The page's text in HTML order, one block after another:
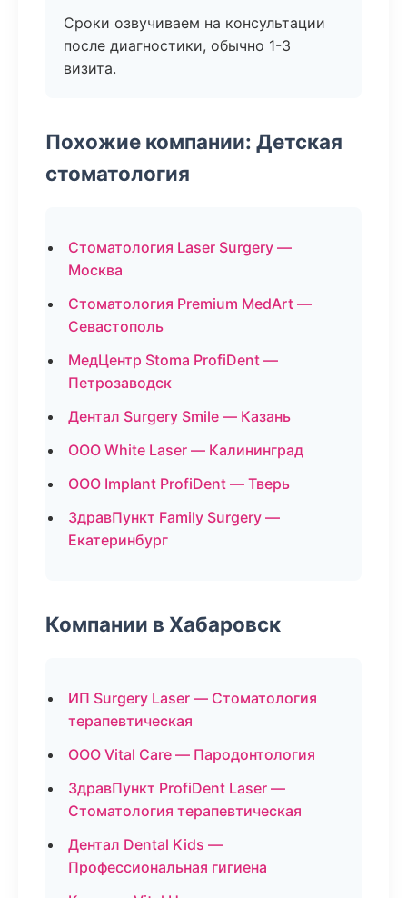
Сроки озвучиваем на консультации
после диагностики, обычно 1-3
визита.
Похожие компании: Детская
стоматология
Стоматология Laser Surgery —
Москва
Стоматология Premium MedArt —
Севастополь
МедЦентр Stoma ProfiDent —
Петрозаводск
Дентал Surgery Smile — Казань
ООО White Laser — Калининград
ООО Implant ProfiDent — Тверь
ЗдравПункт Family Surgery —
Екатеринбург
Компании в Хабаровск
ИП Surgery Laser — Стоматология
терапевтическая
ООО Vital Care — Пародонтология
ЗдравПункт ProfiDent Laser —
Стоматология терапевтическая
Дентал Dental Kids —
Профессиональная гигиена